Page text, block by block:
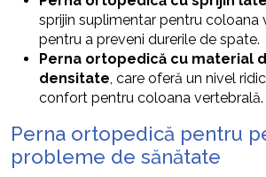
sprijin suplimentar pentru coloana
pentru a preveni durerile de spate.
Perna ortopedică cu material
densitate , care oferă un nivel
confort pentru coloana vertebrală.
Perna ortopedică pentru
probleme de sănătate